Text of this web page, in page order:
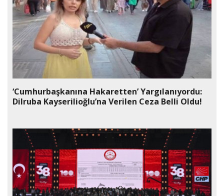
‘Cumhurbaşkanına Hakaretten’ Yargılanıyordu:
Dilruba Kayserilioğlu’na Verilen Ceza Belli Oldu!